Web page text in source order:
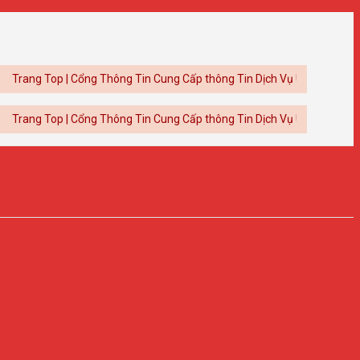
Top | Cổng Thông Tin Cung Cấp thông Tin Dịch Vụ Uy Tín
Top | Cổng Thông Tin Cung Cấp thông Tin Dịch Vụ Uy Tín